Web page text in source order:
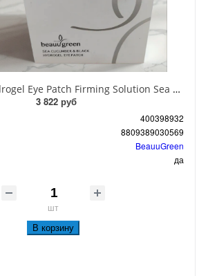
BeauuGreen Hydrogel Eye Patch Firming Solution Sea Cocumber & Black Гидрогелевые патчи для кожи вокруг глаз с экстрактом черного морского огурца 60 шт 90 гр
3 822 руб
400398932
8809389030569
BeauuGreen
да
шт
В корзину